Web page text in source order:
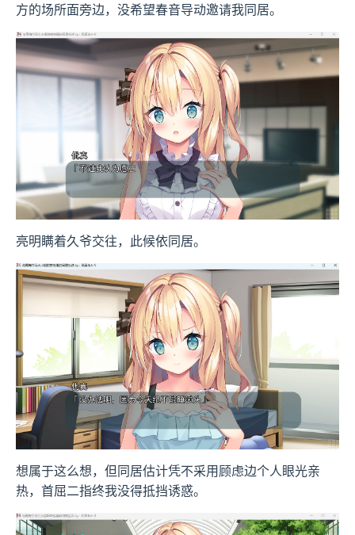
方的场所面旁边，没希望春音导动邀请我同居。
亮明瞒着久爷交往，此候依同居。
想属于这么想，但同居估计凭不采用顾虑边个人眼光亲
热，首屈二指终我没得抵挡诱惑。